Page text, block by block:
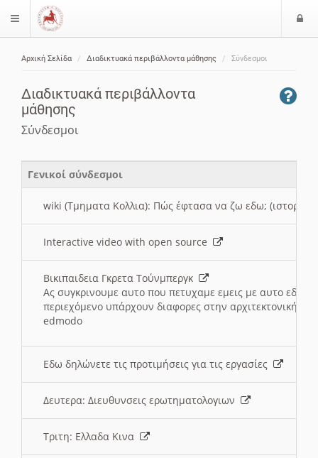
$langMenu
Αρχική Σελίδα Διαδικτυακά περιβάλλοντα μάθησης Σύνδεσμοι
Διαδικτυακά περιβάλλοντα
μάθησης
Σύνδεσμοι
Γενικοί σύνδεσμοι
wiki (Τμηματα Κολλια): Πώς έφτασα να ζω εδω; (ιστορια)
Interactive video with open source
Βικιπαιδεια Γκρετα Τούνμπεργκ
Ας συγκρινουμε αυτο που πετυχαμε εμεις με αυτο εδω
περιεχόμενο υπάρχουν διαφορες στην αρχιτεκτονική
edmodo
Εδω δηλώνετε τις προτιμήσεις για τις εργασίες
Δευτερα: Διευθυνσεις ερωτηματολογιων
Τριτη: Ελλαδα Κινα